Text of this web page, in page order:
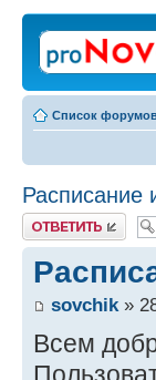
Список
Расписание
Ответить
sovchik»
Всем